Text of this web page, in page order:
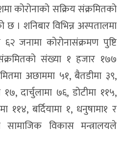
कोरोनाको सक्रिय संक्रमितको
। शनिबार विभिन्न अस्पतालमा
जनामा कोरोनासंक्रमण पुष्टि
संख्या १ हजार १७७
अछाममा ५१, बैतडीमा ३९,
दार्चुलामा ७६, डोटीमा ११५,
११४, बर्दियामा १, धनुषामा१ र
विकास मन्त्रालयले